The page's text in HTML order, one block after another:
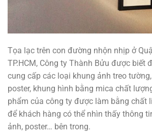
Tọa lạc trên con đường nhộn nhịp ở
TP.HCM, Công ty Thành Bửu được biết
cung cấp các loại khung ảnh treo
poster, khung hình bằng mica chất
phẩm của công ty được làm bằng chất
để khách hàng có thể nhìn thấy thông
ảnh, poster… bên trong.